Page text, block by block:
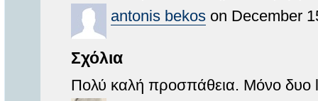
antonis bekos on December
Σχόλια
Πολύ καλή προσπάθεια. Μόνο δυο